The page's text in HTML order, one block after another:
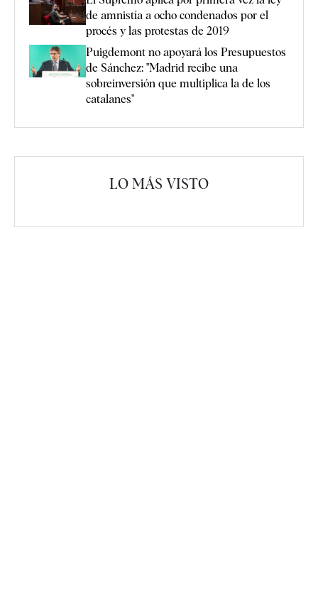
de amnistía a ocho condenados por el
procés y las protestas de 2019
Puigdemont no apoyará los Presupuestos
de Sánchez: "Madrid recibe una
sobreinversión que multiplica la de los
catalanes"
LO MÁS VISTO